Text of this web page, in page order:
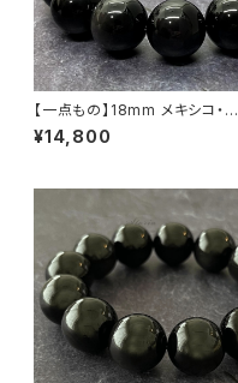
【一点もの】18mm メキシコ・マ
グダレナ産 オブシディアン ブレ
スレット
¥14,800